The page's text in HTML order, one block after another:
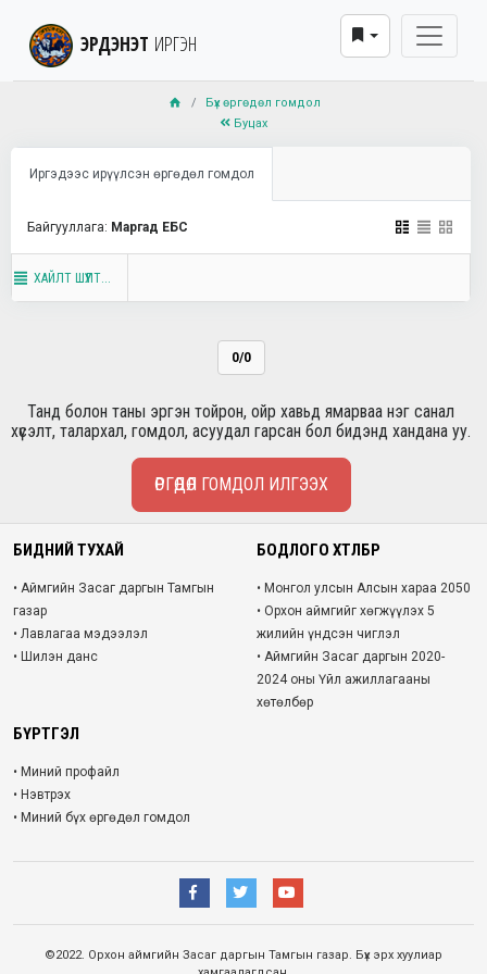
ЭРДЭНЭТ ИРГЭН
Бүх өргөдөл гомдол
Буцах
Иргэдээс ирүүлсэн өргөдөл гомдол
Байгууллага: Маргад ЕБС
ХАЙЛТ ШҮҮЛТ...
0/0
Танд болон таны эргэн тойрон, ойр хавьд ямарваа нэг санал
хүсэлт, талархал, гомдол, асуудал гарсан бол бидэнд хандана уу.
ӨРГӨДӨЛ ГОМДОЛ ИЛГЭЭХ
БИДНИЙ ТУХАЙ
• Аймгийн Засаг даргын Тамгын
газар
• Лавлагаа мэдээлэл
• Шилэн данс
БОДЛОГО ХӨТӨЛБӨР
• Монгол улсын Алсын хараа 2050
• Орхон аймгийг хөгжүүлэх 5
жилийн үндсэн чиглэл
• Аймгийн Засаг даргын 2020-
2024 оны Үйл ажиллагааны
хөтөлбөр
БҮРТГЭЛ
• Миний профайл
• Нэвтрэх
• Миний бүх өргөдөл гомдол
©2022. Орхон аймгийн Засаг даргын Тамгын газар. Бүх эрх хуулиар